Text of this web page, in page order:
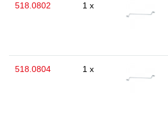
518.0802 1 x
518.0804 1 x